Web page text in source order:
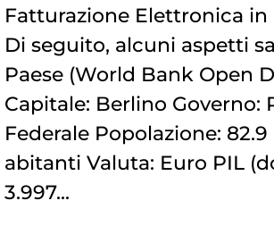
Fatturazione Elettronica in
Di seguito, alcuni aspetti
Paese (World Bank Open
Capitale: Berlino Governo:
Federale Popolazione:
abitanti Valuta: Euro PIL
3.997...